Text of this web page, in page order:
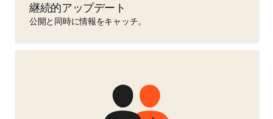
継続的アップデート
公開と同時に情報をキャッチ。